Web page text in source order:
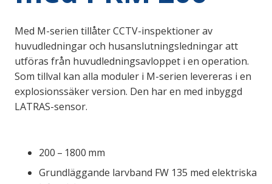
Med M-serien tillåter CCTV-inspektioner av
huvudledningar och husanslutningsledningar att
utföras från huvudledningsavloppet i en operation.
Som tillval kan alla moduler i M-serien levereras i en
explosionssäker version. Den har en med inbyggd
LATRAS-sensor.
200 – 1800 mm
Grundläggande larvband FW 135 med elektriska